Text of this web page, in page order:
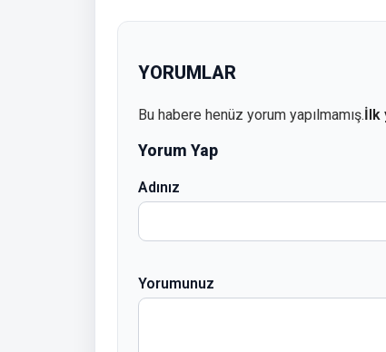
YORUMLAR
Bu habere henüz yorum yapılmamış.İlk
Yorum Yap
Adınız
Yorumunuz